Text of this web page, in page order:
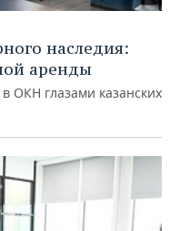
наследия:
аренды
ОКН глазами казанских